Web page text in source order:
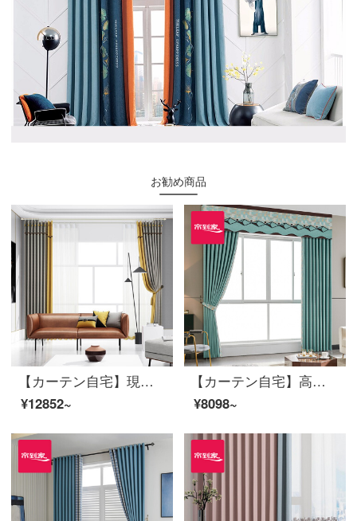
お勧め商品
【カーテン自宅】現代の高遮光定型化はリビングルームに接ぎます。カーテンの完成品を簡単に予約したトッポギは床窓JBLW-006 Sフック/カーテンヘッドを含まない(高さ2.6メートル以内は変えられます)XLのカーテンセット/ダブルオープン(適用窓の幅4.1-1.4メートル)
¥12852~
【カーテン自宅】高遮光定型リビングルームの床窓、テキーラのポリエステルカーテンの完成品をつなぎ合わせてカスタマイズしてLDC 20 SSC-69 Sフック/カーテンヘッドを含まない(高さ2.6 m以内で変更可能)Lのカーテンセット/ダブルオープン(適用窓幅2.9-3.2 m)
¥8098~